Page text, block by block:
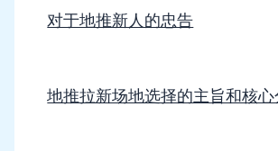
对于地推新人的忠告
地推拉新场地选择的主旨和核